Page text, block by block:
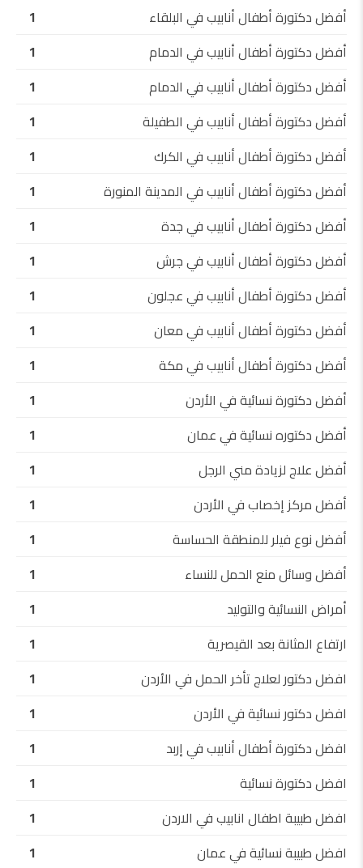
أفضل دكتورة أطفال أنابيب في البلقاء
1
أفضل دكتورة أطفال أنابيب في الدمام
1
أفضل دكتورة أطفال أنابيب في الدمام
1
أفضل دكتورة أطفال أنابيب في الطفيلة
1
أفضل دكتورة أطفال أنابيب في الكرك
1
أفضل دكتورة أطفال أنابيب في المدينة المنورة
1
أفضل دكتورة أطفال أنابيب في جدة
1
أفضل دكتورة أطفال أنابيب في جرش
1
أفضل دكتورة أطفال أنابيب في عجلون
1
أفضل دكتورة أطفال أنابيب في معان
1
أفضل دكتورة أطفال أنابيب في مكة
1
أفضل دكتورة نسائية في الأردن
1
أفضل دكتوره نسائية في عمان
1
أفضل علاج لزيادة مني الرجل
1
أفضل مركز إخصاب في الأردن
1
أفضل نوع فيلر للمنطقة الحساسة
1
أفضل وسائل منع الحمل للنساء
1
أمراض النسائية والتوليد
1
ارتفاع المثانة بعد القيصرية
1
افضل دكتور لعلاج تأخر الحمل في الأردن
1
افضل دكتور نسائية في الأردن
1
افضل دكتورة أطفال أنابيب في إربد
1
افضل دكتورة نسائية
1
افضل طبيبة اطفال انابيب في الاردن
1
افضل طبيبة نسائية في عمان
1